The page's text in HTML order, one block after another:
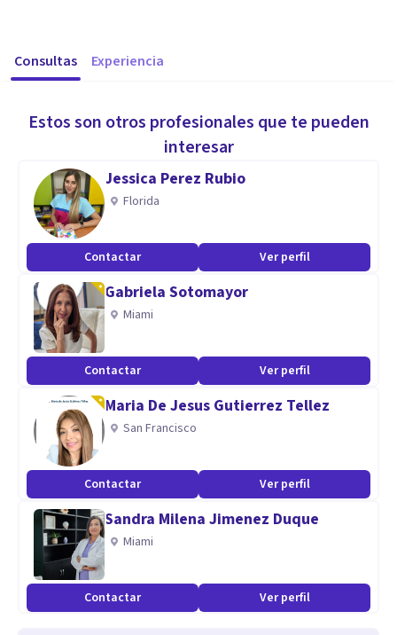
Consultas Experiencia
Estos son otros profesionales que te pueden
interesar
Jessica Perez Rubio
Florida
Contactar Ver perfil
Gabriela Sotomayor
Miami
Contactar Ver perfil
Maria De Jesus Gutierrez Tellez
San Francisco
Contactar Ver perfil
Sandra Milena Jimenez Duque
Miami
Contactar Ver perfil